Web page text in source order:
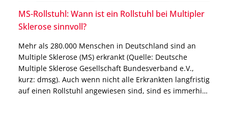
MS-Rollstuhl: Wann ist ein Rollstuhl bei Multipler
Sklerose sinnvoll?
Mehr als 280.000 Menschen in Deutschland sind an
Multiple Sklerose (MS) erkrankt (Quelle: Deutsche
Multiple Sklerose Gesellschaft Bundesverband e.V.,
kurz: dmsg). Auch wenn nicht alle Erkrankten langfristig
auf einen Rollstuhl angewiesen sind, sind es immerhin